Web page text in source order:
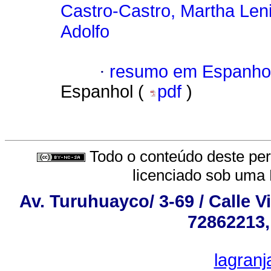
Castro-Castro, Martha
Adolfo
· resumo em
Espanhol (
pdf )
Todo o conteúdo deste
licenciado sob uma
Av. Turuhuayco/ 3-69 / Calle